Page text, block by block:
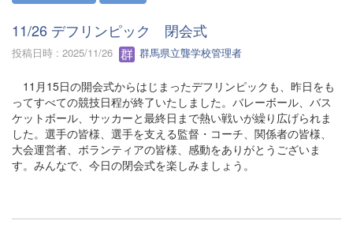
11/26 デフリンピック 閉会式
投稿日時 : 2025/11/26 群馬県立聾学校管理者
11月15日の開会式からはじまったデフリンピックも、昨日をも
ってすべての競技日程が終了いたしました。バレーボール、バス
ケットボール、サッカーと最終日まで熱い戦いが繰り広げられま
した。選手の皆様、選手を支える監督・コーチ、関係者の皆様、
大会運営者、ボランティアの皆様、感動をありがとうございま
す。みんなで、今日の閉会式を楽しみましょう。